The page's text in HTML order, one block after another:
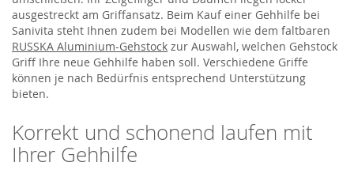
ausgestreckt am Griffansatz. Beim Kauf einer Gehhilfe bei
Sanivita steht Ihnen zudem bei Modellen wie dem faltbaren
RUSSKA Aluminium-Gehstock zur Auswahl, welchen Gehstock
Griff Ihre neue Gehhilfe haben soll. Verschiedene Griffe
können je nach Bedürfnis entsprechend Unterstützung
bieten.
Korrekt und schonend laufen mit
Ihrer Gehhilfe